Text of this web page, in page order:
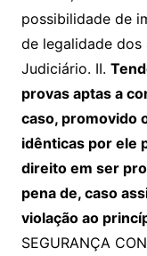
possibilidade de
de legalidade
Judiciário. II.
provas aptas a
caso, promovido
idênticas por ele
direito em ser
pena de, caso
violação ao
SEGURANÇA